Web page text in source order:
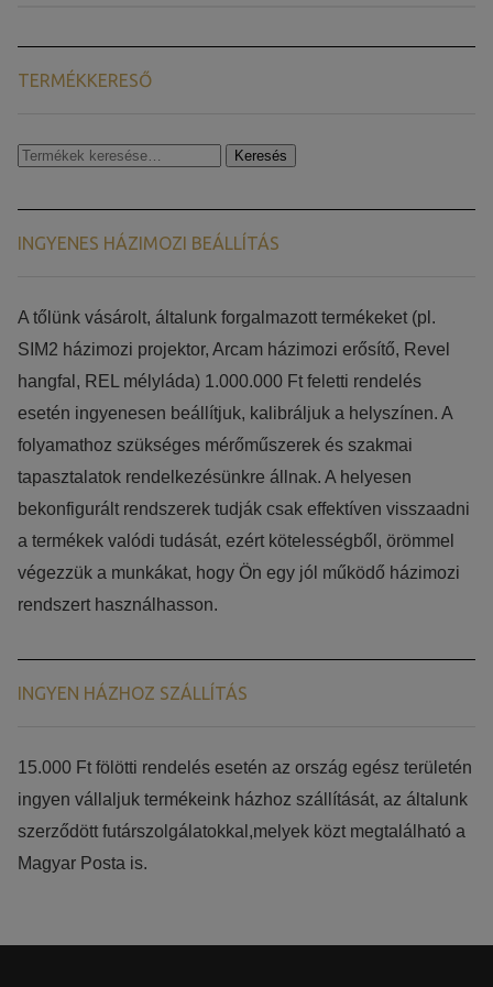
TERMÉKKERESŐ
Keresés
Keresés
INGYENES HÁZIMOZI BEÁLLÍTÁS
​​A tőlünk vásárolt, általunk forgalmazott termékeket (pl.
SIM2 házimozi projektor, Arcam házimozi erősítő, Revel
hangfal, REL mélyláda) 1.000.000 Ft feletti rendelés
esetén ingyenesen beállítjuk, kalibráljuk a helyszínen. A
folyamathoz szükséges mérőműszerek és szakmai
tapasztalatok rendelkezésünkre állnak. A helyesen
bekonfigurált rendszerek tudják csak effektíven visszaadni
a termékek valódi tudását, ezért kötelességből, örömmel
végezzük a munkákat, hogy Ön egy jól működő házimozi
rendszert használhasson.
INGYEN HÁZHOZ SZÁLLÍTÁS
15.000 Ft fölötti rendelés esetén az ország egész területén
ingyen vállaljuk termékeink házhoz szállítását, az általunk
szerződött futárszolgálatokkal,melyek közt megtalálható a
Magyar Posta is.